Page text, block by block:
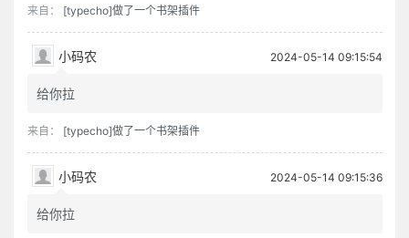
来自： [typecho]做了一个书架插件
小码农 2024-05-14 09:15:54
给你拉
来自： [typecho]做了一个书架插件
小码农 2024-05-14 09:15:36
给你拉